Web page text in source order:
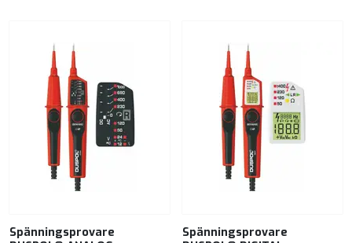
Spänningsprovare
Spänningsprovare